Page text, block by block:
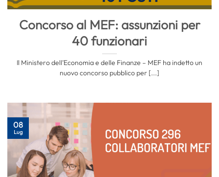
Concorso al MEF: assunzioni per
40 funzionari
Il Ministero dell’Economia e delle Finanze – MEF ha indetto un
nuovo concorso pubblico per [...]
08
Lug